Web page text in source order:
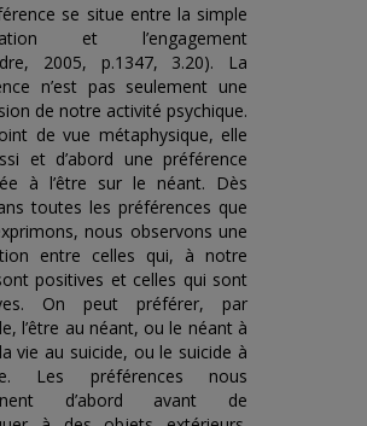
se situe entre la simple
et l’engagement
2005, p.1347, 3.20). La
n’est pas seulement une
de notre activité psychique.
de vue métaphysique, elle
et d’abord une préférence
à l’être sur le néant. Dès
toutes les préférences que
nous observons une
entre celles qui, à notre
positives et celles qui sont
On peut préférer, par
l’être au néant, ou le néant à
vie au suicide, ou le suicide à
Les préférences nous
d’abord avant de